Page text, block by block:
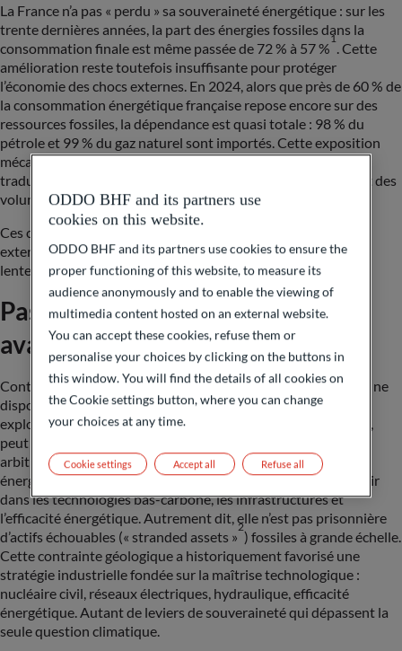
La France n’a pas « perdu » sa souveraineté énergétique : sur les
trente dernières années, la part des énergies fossiles dans la
consommation finale est même passée de 72 % à 57 %
1
. Cette
amélioration reste toutefois insuffisante pour protéger
l’économie des chocs externes. En 2024, alors que près de 60 % de
la consommation énergétique française repose encore sur des
ressources fossiles, la dépendance est quasi totale : 98 % du
pétrole et 99 % du gaz naturel sont importés. Cette exposition
mécanique explique pourquoi chaque crise géopolitique se
traduit par une hausse immédiate des prix, indépendamment des
volumes réellement menacés.
Ces chiffres suffisent à illustrer une réalité simple : sans choc
externe, cette dépendance aurait continué à se réduire trop
lentement pour devenir un véritable sujet de souveraineté.
Pas de pétrole : et si c’était un
avantage ?
Contrairement à d’autres puissances économiques, la France ne
dispose pas de réserves domestiques de pétrole ou de gaz
exploitables. Ce constat, souvent perçu comme une faiblesse,
peut en réalité constituer un avantage car la France n’a pas à
arbitrer entre rentabilité fossile de court terme et transition
énergétique. De fait, elle est structurellement incitée à investir
dans les technologies bas-carbone, les infrastructures et
l’efficacité énergétique. Autrement dit, elle n’est pas prisonnière
d’actifs échouables (« stranded assets »
2
) fossiles à grande échelle.
Cette contrainte géologique a historiquement favorisé une
stratégie industrielle fondée sur la maîtrise technologique :
nucléaire civil, réseaux électriques, hydraulique, efficacité
énergétique. Autant de leviers de souveraineté qui dépassent la
seule question climatique.
ODDO BHF and its partners use
cookies on this website.
ODDO BHF and its partners use cookies to ensure the
proper functioning of this website, to measure its
audience anonymously and to enable the viewing of
multimedia content hosted on an external website.
You can accept these cookies, refuse them or
personalise your choices by clicking on the buttons in
this window. You will find the details of all cookies on
the Cookie settings button, where you can change
your choices at any time.
Cookie settings Refuse all
Accept all